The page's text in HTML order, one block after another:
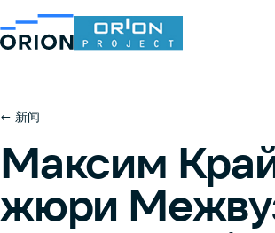
← 新闻
Максим
жюри